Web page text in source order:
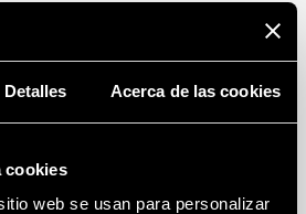
Detalles Acerca de las cookies
cookies
web se usan para personalizar